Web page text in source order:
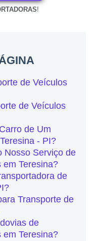
!
de Veículos
de Veículos
de Um
- PI?
Nosso Serviço de
em Teresina?
de
Transporte de
de
em Teresina?